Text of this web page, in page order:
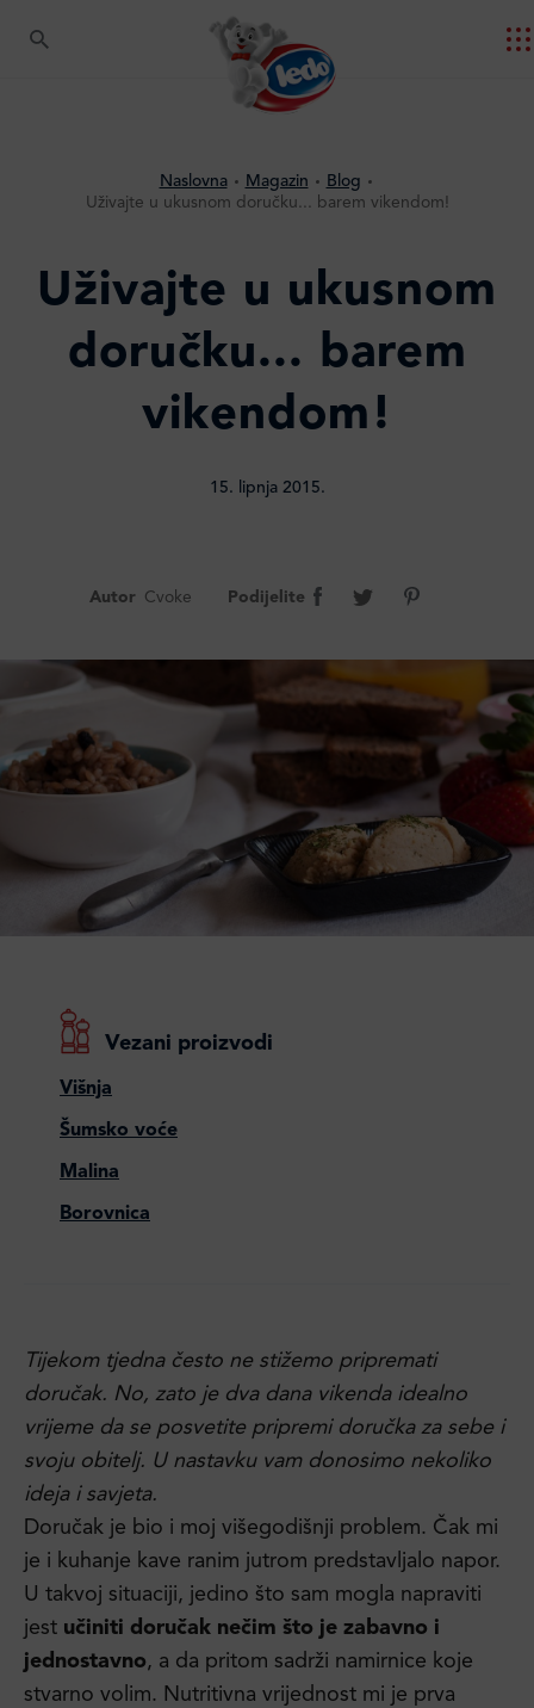
Naslovna Magazin
Blog
Uživajte u ukusnom doručku... barem vikendom!
Uživajte u ukusnom
doručku... barem
vikendom!
15. lipnja 2015.
Autor Cvoke Podijelite
Vezani proizvodi
Višnja
Šumsko voće
Malina
Borovnica
Tijekom tjedna često ne stižemo pripremati
doručak. No, zato je dva dana vikenda idealno
vrijeme da se posvetite pripremi doručka za sebe i
svoju obitelj. U nastavku vam donosimo nekoliko
ideja i savjeta.
Doručak je bio i moj višegodišnji problem. Čak mi
je i kuhanje kave ranim jutrom predstavljalo napor.
U takvoj situaciji, jedino što sam mogla napraviti
jest učiniti doručak nečim što je zabavno i
jednostavno, a da pritom sadrži namirnice koje
stvarno volim. Nutritivna vrijednost mi je prva